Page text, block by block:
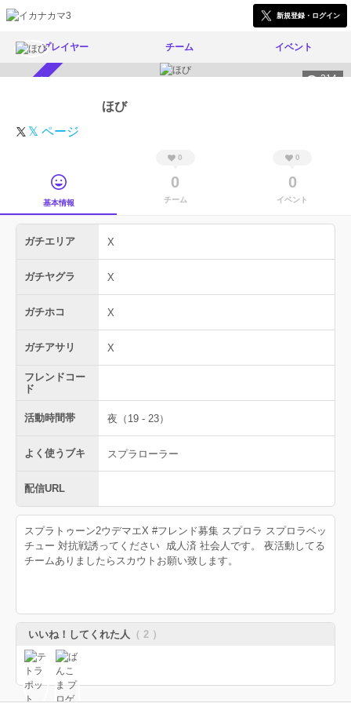
新規登録・ログイン
プレイヤー チーム イベント
314
ほび
𝕏 ページ
基本情報
0
0
チーム
0
0
イベント
ガチエリア X
ガチヤグラ X
ガチホコ X
ガチアサリ X
フレンドコー
ド
活動時間帯 夜（19 - 23）
よく使うブキ スプラローラー
配信URL
スプラトゥーン2ウデマエX #フレンド募集 スプロラ スプロラベッ
チュー 対抗戦誘ってください 成人済 社会人です。 夜活動してる
チームありましたらスカウトお願い致します。
いいね！してくれた人 （ 2 ）